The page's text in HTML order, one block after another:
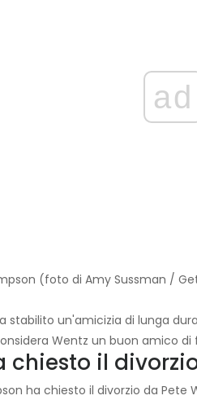
ad
(foto di Amy Sussman /
stabilito un'amicizia di lunga
Wentz un buon amico di
chiesto il
ha chiesto il divorzio da